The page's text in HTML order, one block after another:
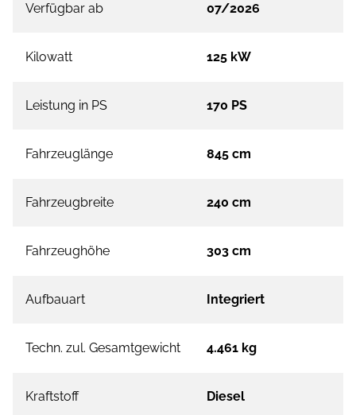
Verfügbar ab 07/2026
Kilowatt 125 kW
Leistung in PS 170 PS
Fahrzeuglänge 845 cm
Fahrzeugbreite 240 cm
Fahrzeughöhe 303 cm
Aufbauart Integriert
Techn. zul. Gesamtgewicht 4.461 kg
Kraftstoff Diesel